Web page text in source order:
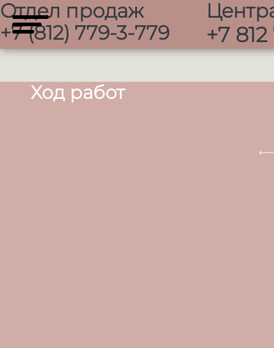
Отдел продаж
+7 (812) 779-3-779
+7
Ход работ